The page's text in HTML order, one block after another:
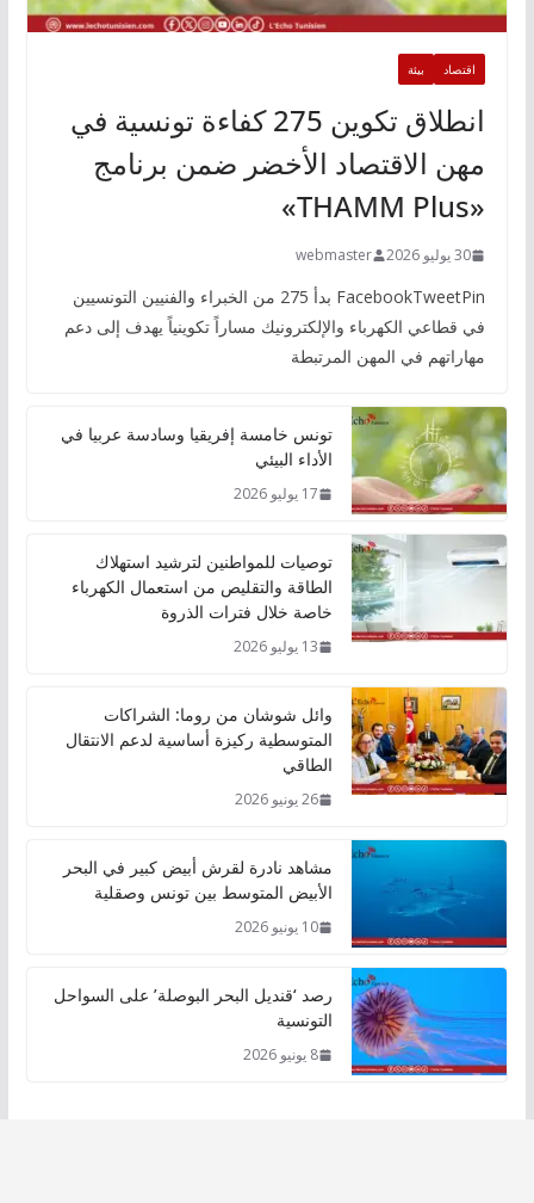
اقتصاد بيئة
انطلاق تكوين 275 كفاءة تونسية في
مهن الاقتصاد الأخضر ضمن برنامج
«THAMM Plus»
30 يوليو 2026 webmaster
FacebookTweetPin بدأ 275 من الخبراء والفنيين التونسيين
في قطاعي الكهرباء والإلكترونيك مساراً تكوينياً يهدف إلى دعم
مهاراتهم في المهن المرتبطة
تونس خامسة إفريقيا وسادسة عربيا في
الأداء البيئي
17 يوليو 2026
توصيات للمواطنين لترشيد استهلاك
الطاقة والتقليص من استعمال الكهرباء
خاصة خلال فترات الذروة
13 يوليو 2026
وائل شوشان من روما: الشراكات
المتوسطية ركيزة أساسية لدعم الانتقال
الطاقي
26 يونيو 2026
مشاهد نادرة لقرش أبيض كبير في البحر
الأبيض المتوسط بين تونس وصقلية
10 يونيو 2026
رصد ‘قنديل البحر البوصلة’ على السواحل
التونسية
8 يونيو 2026